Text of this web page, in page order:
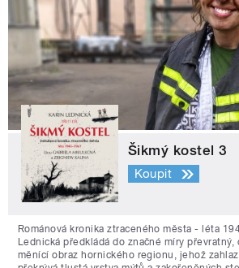
Šikmý kostel 3
Koupit
Románová kronika ztraceného města - léta
Lednická předkládá do značné míry převratný,
měnící obraz hornického regionu, jehož